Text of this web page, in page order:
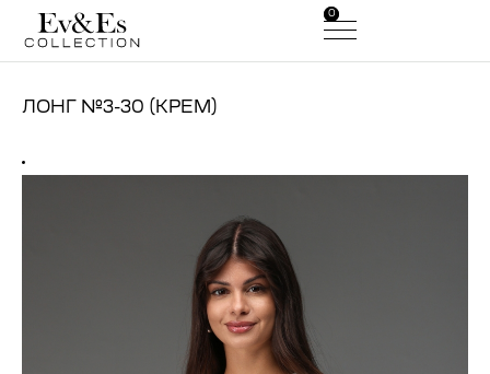
0
0
ЛОНГ №3-30 (КРЕМ)